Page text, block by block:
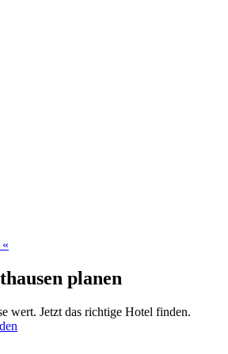
planen
wert. Jetzt das richtige Hotel finden.